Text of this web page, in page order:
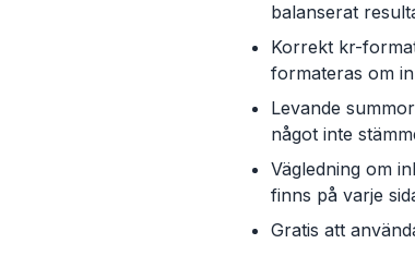
balanserat
Korrekt kr-
formateras om
Levande
något inte
Vägledning om
finns på varje
Gratis att